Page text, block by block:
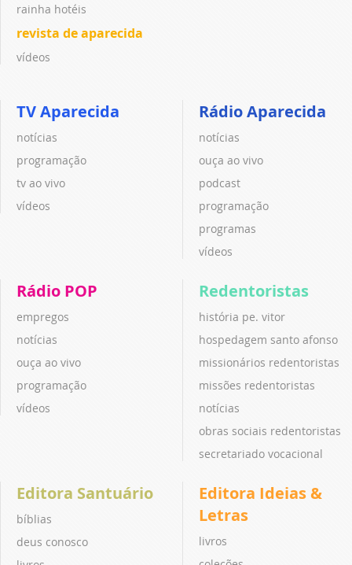
rainha hotéis
revista de aparecida
vídeos
TV Aparecida
notícias
programação
tv ao vivo
vídeos
Rádio Aparecida
notícias
ouça ao vivo
podcast
programação
programas
vídeos
Rádio POP
empregos
notícias
ouça ao vivo
programação
vídeos
Redentoristas
história pe. vitor
hospedagem santo afonso
missionários redentoristas
missões redentoristas
notícias
obras sociais redentoristas
secretariado vocacional
Editora Santuário
bíblias
deus conosco
Editora Ideias &
Letras
livros